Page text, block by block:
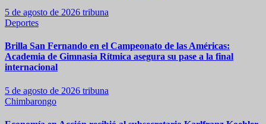
5 de agosto de 2026 tribuna
Deportes
Brilla San Fernando en el Campeonato de las Américas:
Academia de Gimnasia Rítmica asegura su pase a la final
internacional
5 de agosto de 2026 tribuna
Chimbarongo